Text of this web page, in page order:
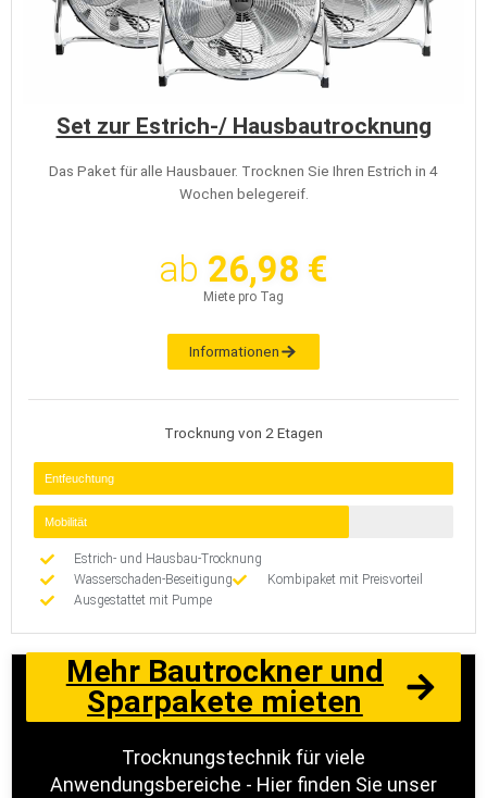
Set zur Estrich-/ Hausbautrocknung
Das Paket für alle Hausbauer. Trocknen Sie Ihren Estrich in 4
Wochen belegereif.
ab 26,98 €
Miete pro Tag
Informationen
Trocknung von 2 Etagen
Entfeuchtung
Mobilität
Estrich- und Hausbau-Trocknung
Wasserschaden-Beseitigung
Kombipaket mit Preisvorteil
Ausgestattet mit Pumpe
Mehr Bautrockner und
Sparpakete mieten
Trocknungstechnik für viele
Anwendungsbereiche - Hier finden Sie unser